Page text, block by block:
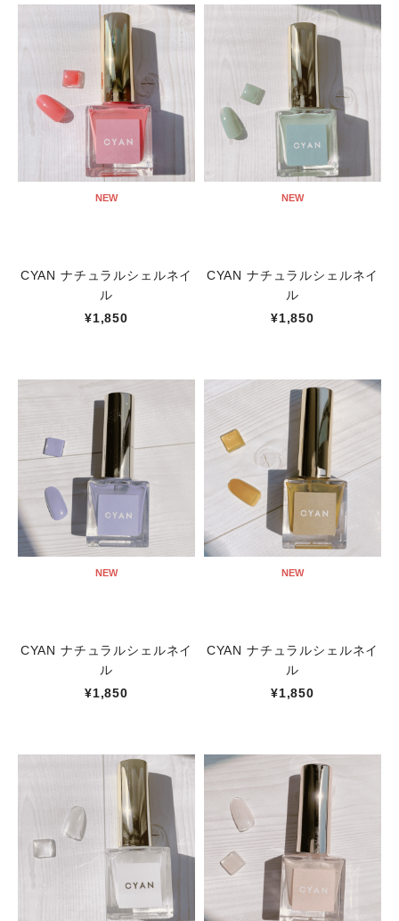
NEW
CYAN ナチュラルシェルネイ
ル
¥1,850
NEW
CYAN ナチュラルシェルネイ
ル
¥1,850
NEW
CYAN ナチュラルシェルネイ
ル
¥1,850
NEW
CYAN ナチュラルシェルネイ
ル
¥1,850